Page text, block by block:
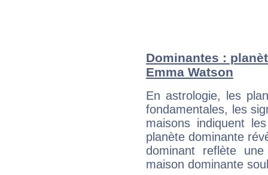
Dominantes :
Emma Watson
En astrologie, les
fondamentales, les
maisons indiquent
planète dominante
dominant reflète
maison dominante